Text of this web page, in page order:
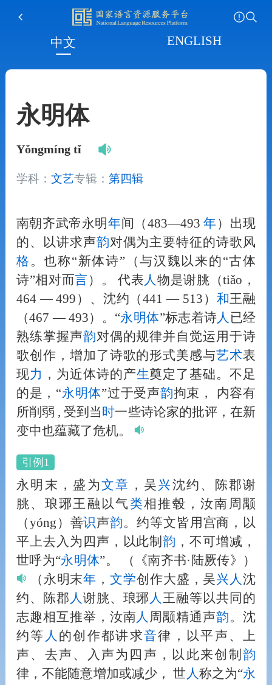
中文 ENGLISH
永明体
Yǒngmíng tǐ
学科： 文艺专辑： 第四辑
南朝齐武帝永明年间（483—493年 ）出现
的、以讲求声韵对偶为主要特征的诗歌风
格 。也称“新体诗”（与汉魏以来的“古体
诗”相对而言）。 代表 人物是谢朓（tiǎo，
464 — 499）、沈约（441 — 513） 和王融
（467 — 493）。“永明体”标志着诗人 已经
熟练掌握声韵对偶的规律并自觉运用于诗
歌创作，增加了诗歌的形式美感与艺术表
现力 ，为近体诗的产生奠定了基础。不足
的是，“永明体”过于受声韵拘束， 内容有
所削弱 , 受到当 时一些诗论家的批评，在新
变中也蕴藏了危机。
引例1
永明末，盛为文章 ，吴兴沈约、陈郡谢
朓、琅琊王融以气 类相推毂，汝南周颙
（yóng）善识声韵。约等文皆用宫商，以
平上去入为四声，以此制韵 ，不可增减，
世呼为“永明体”。
（《南齐书·陆厥传》）
（永明末年 ，文学创作大盛，吴兴 人沈
约、陈郡 人 谢朓、琅琊 人 王融等以共同的
志趣相互推举，汝南 人 周颙精通声韵。沈
约等 人 的创作都讲求音律，以平声、上
声、去声、入声为四声，以此来创制韵
律，不能随意增加或减少， 世 人称之为“永